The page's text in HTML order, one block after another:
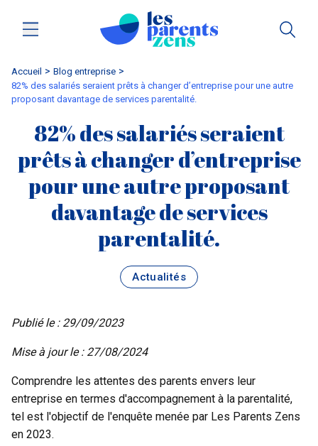
Accueil
blog entreprise
82% des salariés seraient prêts à changer d’entreprise pour une autre
proposant davantage de services parentalité.
82% des salariés seraient
prêts à changer d’entreprise
pour une autre proposant
davantage de services
parentalité.
Actualités
Publié le : 29/09/2023
Mise à jour le : 27/08/2024
Comprendre les attentes des parents envers leur
entreprise en termes d'accompagnement à la parentalité,
tel est l'objectif de l'enquête menée par Les Parents Zens
en 2023.